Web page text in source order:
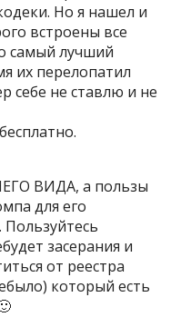
Но я нашел и
встроены все
самый лучший
их перелопатил
себе не ставлю и не
ВИДА, а пользы
для его
засерания и
от реестра
который есть